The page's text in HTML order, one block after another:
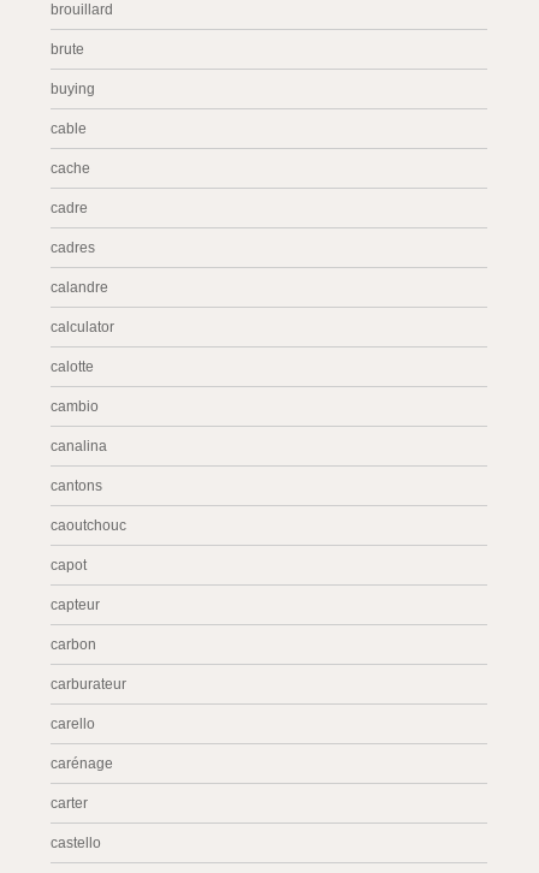
brouillard
brute
buying
cable
cache
cadre
cadres
calandre
calculator
calotte
cambio
canalina
cantons
caoutchouc
capot
capteur
carbon
carburateur
carello
carénage
carter
castello